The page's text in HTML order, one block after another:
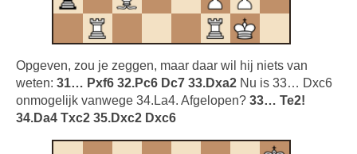
Opgeven, zou je zeggen, maar daar wil hij niets van
weten: 31… Pxf6 32.Pc6 Dc7 33.Dxa2 Nu is 33… Dxc6
onmogelijk vanwege 34.La4. Afgelopen? 33… Te2!
34.Da4 Txc2 35.Dxc2 Dxc6